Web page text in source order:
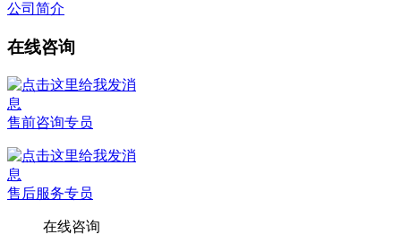
公司简介
在线咨询
售前咨询专员
售后服务专员
在线咨询